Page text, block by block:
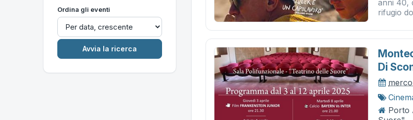
Ordina gli eventi
anni 40,
rifugio
Di
Porto